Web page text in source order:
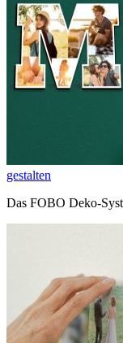
gestalten
Das FOBO Deko-